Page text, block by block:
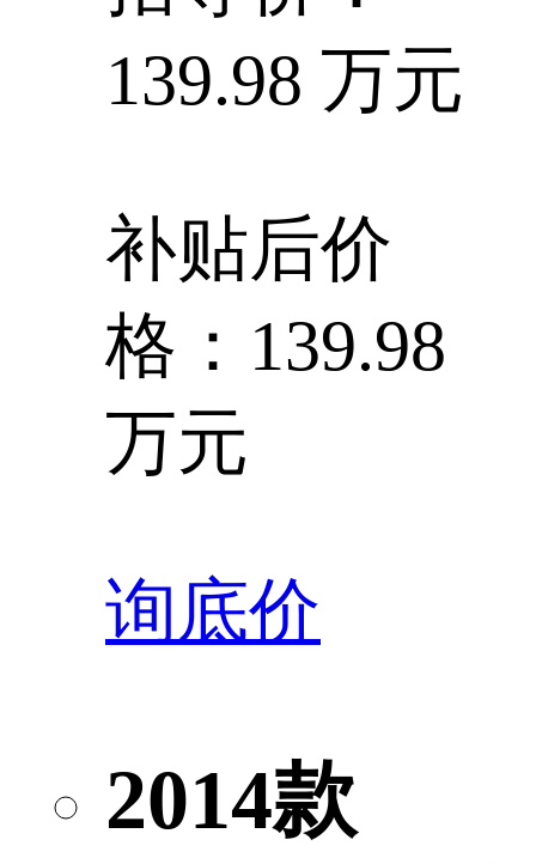
139.98 万元
补贴后价
格：139.98
万元
询底价
2014款